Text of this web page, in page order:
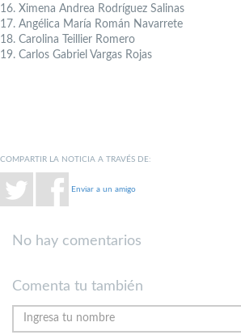
16. Ximena Andrea Rodríguez Salinas
17. Angélica María Román Navarrete
18. Carolina Teillier Romero
19. Carlos Gabriel Vargas Rojas
COMPARTIR LA NOTICIA A TRAVÉS DE:
Enviar a un amigo
No hay comentarios
Comenta tu también